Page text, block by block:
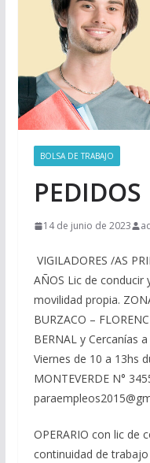
BOLSA DE TRABAJO
PEDIDOS
14 de junio de 2023
VIGILADORES /AS
AÑOS Lic de conducir
movilidad propia.
BURZACO –
BERNAL y Cercanías
Viernes de 10 a 13hs
MONTEVERDE N°
OPERARIO con lic de
continuidad de trabajo